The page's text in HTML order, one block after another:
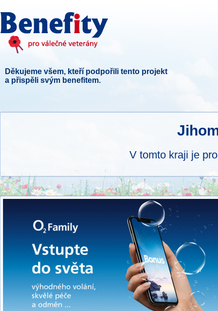
Děkujeme všem, kteří podpořili tento projekt
a přispěli svým benefitem.
V tomto kraji je